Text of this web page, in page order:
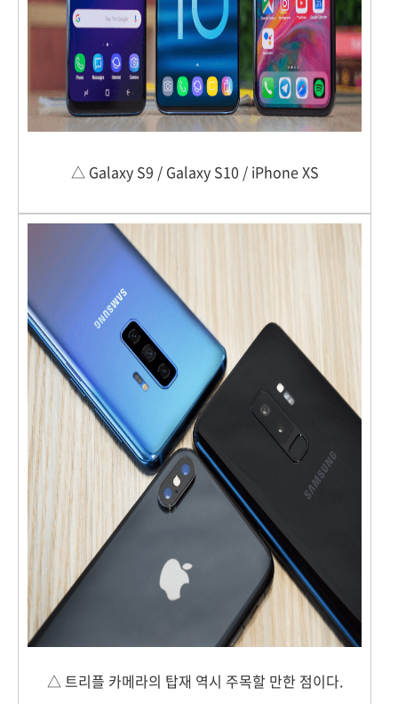
△ Galaxy S9 / Galaxy S10 / iPhone XS
△ 트리플 카메라의 탑재 역시 주목할 만한 점이다.